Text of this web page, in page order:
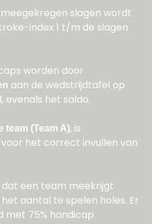
slagen wordt
index 1 t/m de slagen
worden door
aan de wedstrijdtafel op
evenals het saldo.
team (Team A), is
het correct invullen van
dat een team meekrijgt
het aantal te spelen holes. Er
met 75% handicap